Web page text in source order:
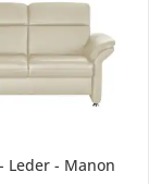
Leder
Manon